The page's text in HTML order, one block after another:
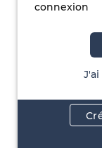
connexion